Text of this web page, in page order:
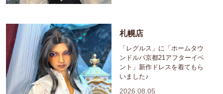
札幌店
「レグルス」に「ホームタウ
ンドルパ京都21アフターイベ
ント」新作ドレスを着てもら
いました♪
2026.08.05